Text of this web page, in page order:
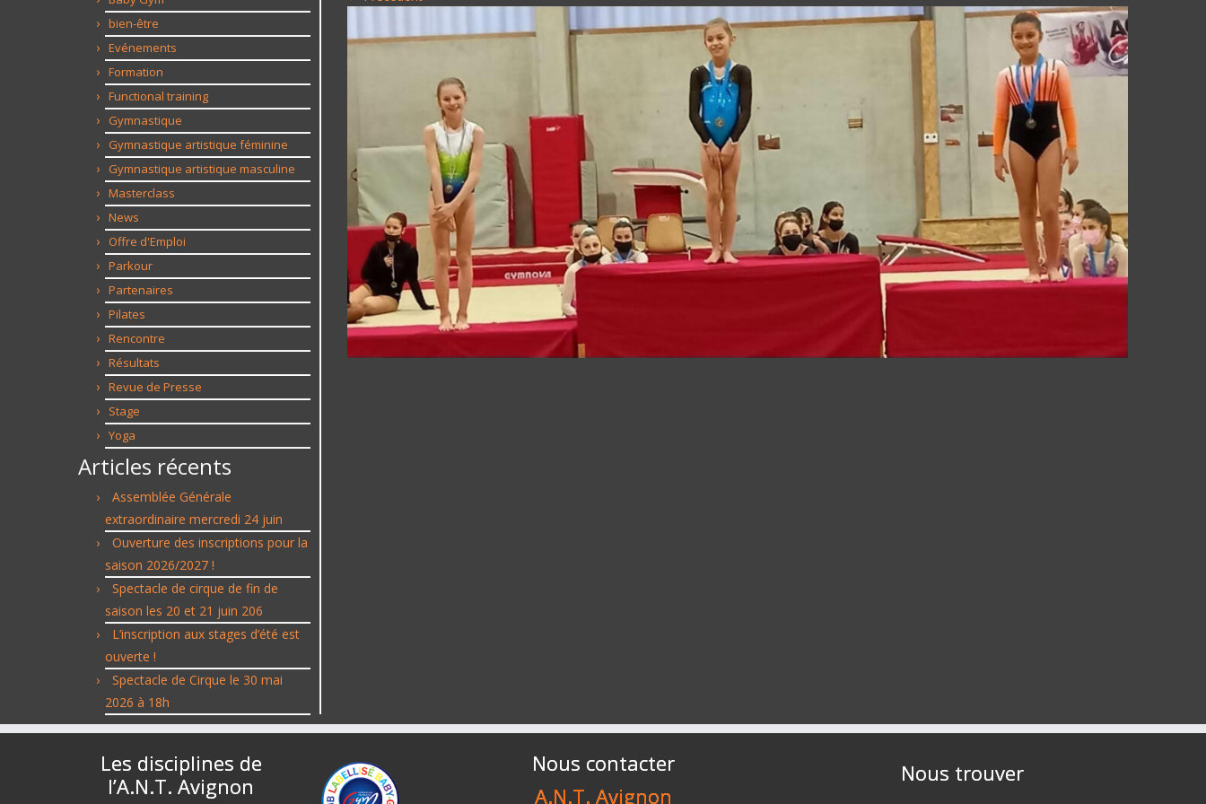
bien-être
Evénements
Formation
Functional training
Gymnastique
Gymnastique artistique féminine
Gymnastique artistique masculine
Masterclass
News
Offre d'Emploi
Parkour
Partenaires
Pilates
Rencontre
Résultats
Revue de Presse
Stage
Yoga
Articles récents
Assemblée Générale
extraordinaire mercredi 24 juin
Ouverture des inscriptions pour la
saison 2026/2027 !
Spectacle de cirque de fin de
saison les 20 et 21 juin 206
L’inscription aux stages d’été est
ouverte !
Spectacle de Cirque le 30 mai
2026 à 18h
Les disciplines de
l’A.N.T. Avignon
Nous contacter
A.N.T. Avignon
Nous trouver